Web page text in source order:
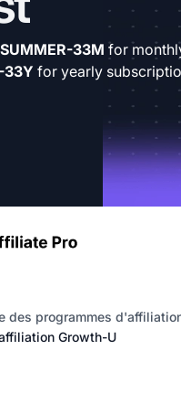
SUMMER-33M for
33Y for yearly
des programmes
Growth-U